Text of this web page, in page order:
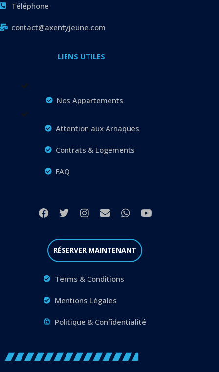
Téléphone
contact@axentyjeune.com
LIENS UTILES
Nos Appartements
Attention aux Arnaques
Contrats & Logements
FAQ
RÉSERVER MAINTENANT
Terms & Conditions
Mentions Légales
Politique & Confidentialité